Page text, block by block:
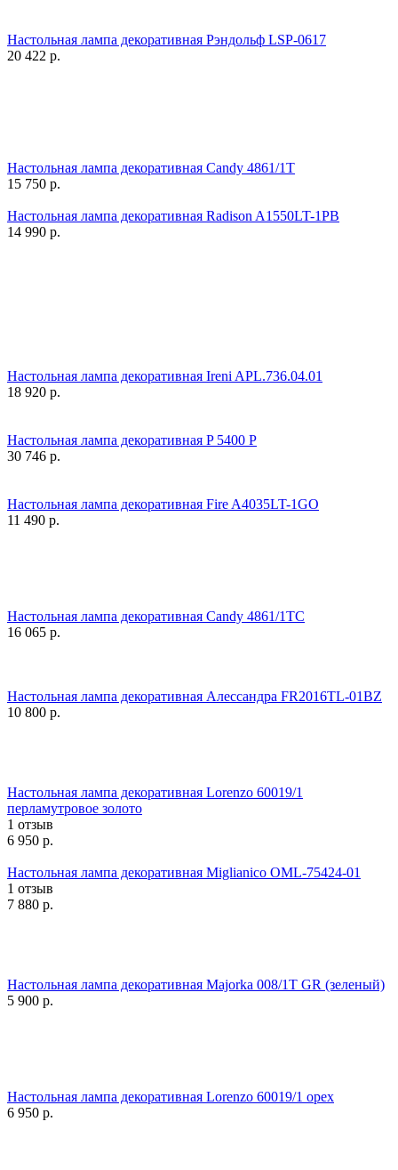
Настольная лампа декоративная Рэндольф LSP-0617
20 422 р.
Настольная лампа декоративная Candy 4861/1T
15 750 р.
Настольная лампа декоративная Radison A1550LT-1PB
14 990 р.
Настольная лампа декоративная Ireni APL.736.04.01
18 920 р.
Настольная лампа декоративная P 5400 P
30 746 р.
Настольная лампа декоративная Fire A4035LT-1GO
11 490 р.
Настольная лампа декоративная Candy 4861/1TC
16 065 р.
Настольная лампа декоративная Алессандра FR2016TL-01BZ
10 800 р.
Настольная лампа декоративная Lorenzo 60019/1
перламутровое золото
1 отзыв
6 950 р.
Настольная лампа декоративная Miglianico OML-75424-01
1 отзыв
7 880 р.
Настольная лампа декоративная Majorka 008/1T GR (зеленый)
5 900 р.
Настольная лампа декоративная Lorenzo 60019/1 орех
6 950 р.